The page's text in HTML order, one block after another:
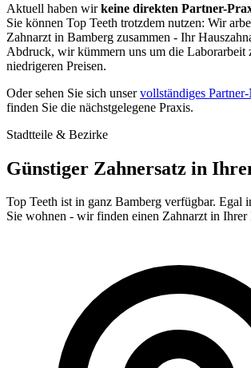
Aktuell haben wirkeine direkten Partner-
Sie können Top Teeth trotzdem nutzen: Wir
Zahnarzt in Bamberg zusammen - Ihr
Abdruck, wir kümmern uns um die Laborarbeit
niedrigeren Preisen.
Oder sehen Sie sich unservollständiges
finden Sie die nächstgelegene Praxis.
Stadtteile & Bezirke
Günstiger Zahnersatz in
Top Teeth ist in ganz Bamberg verfügbar. Egal
Sie wohnen - wir finden einen Zahnarzt in Ihrer